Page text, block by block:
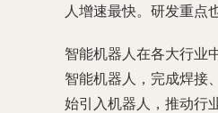
人增速最快。研发重点
智能机器人在各大行业
智能机器人，完成焊接
始引入机器人，推动行